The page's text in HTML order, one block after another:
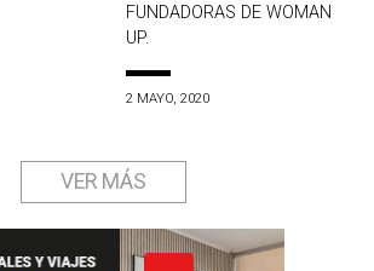
FUNDADORAS DE WOMAN
UP.
2 MAYO, 2020
VER MÁS